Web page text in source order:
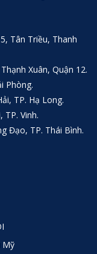
Tân Triều, Thanh
Xuân, Quận 12.
Phòng.
TP. Hạ Long.
Vinh.
Đạo, TP. Thái Bình.
Mỹ